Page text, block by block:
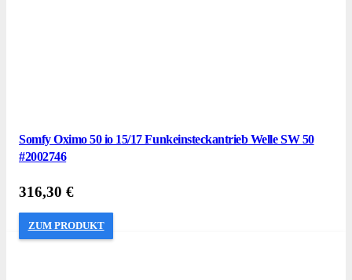
Somfy Oximo 50 io 15/17 Funkeinsteckantrieb Welle SW 50
#2002746
316,30 €
ZUM PRODUKT